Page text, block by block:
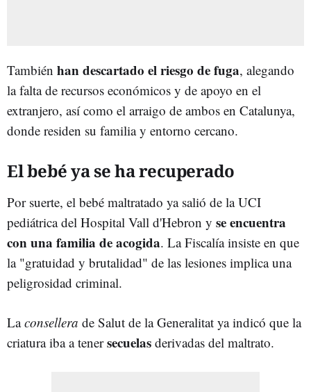
También han descartado el riesgo de fuga, alegando
la falta de recursos económicos y de apoyo en el
extranjero, así como el arraigo de ambos en Catalunya,
donde residen su familia y entorno cercano.
El bebé ya se ha recuperado
Por suerte, el bebé maltratado ya salió de la UCI
pediátrica del Hospital Vall d'Hebron y se encuentra
con una familia de acogida. La Fiscalía insiste en que
la "gratuidad y brutalidad" de las lesiones implica una
peligrosidad criminal.
Laconsellera de Salut de la Generalitat ya indicó que la
criatura iba a tenersecuelas derivadas del maltrato.